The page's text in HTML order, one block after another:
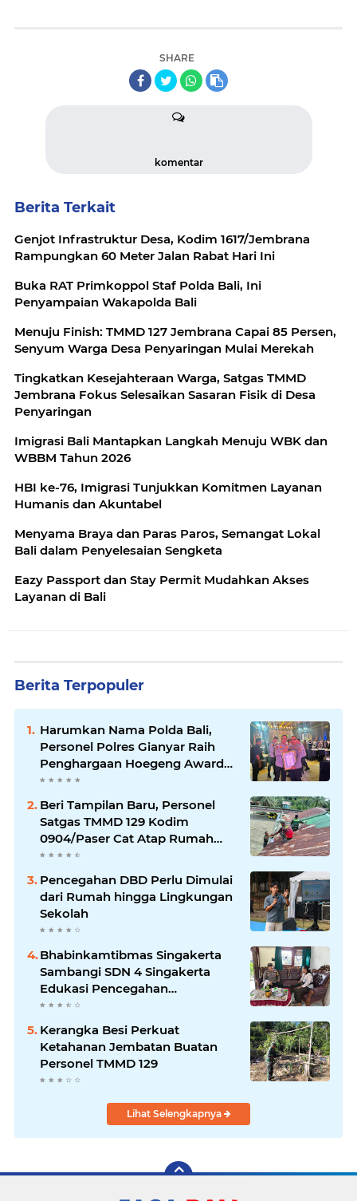
SHARE
komentar
Berita Terkait
Genjot Infrastruktur Desa, Kodim 1617/Jembrana
Rampungkan 60 Meter Jalan Rabat Hari Ini
Buka RAT Primkoppol Staf Polda Bali, Ini
Penyampaian Wakapolda Bali
Menuju Finish: TMMD 127 Jembrana Capai 85 Persen,
Senyum Warga Desa Penyaringan Mulai Merekah
Tingkatkan Kesejahteraan Warga, Satgas TMMD
Jembrana Fokus Selesaikan Sasaran Fisik di Desa
Penyaringan
Imigrasi Bali Mantapkan Langkah Menuju WBK dan
WBBM Tahun 2026
HBI ke-76, Imigrasi Tunjukkan Komitmen Layanan
Humanis dan Akuntabel
Menyama Braya dan Paras Paros, Semangat Lokal
Bali dalam Penyelesaian Sengketa
Eazy Passport dan Stay Permit Mudahkan Akses
Layanan di Bali
Berita Terpopuler
Harumkan Nama Polda Bali,
Personel Polres Gianyar Raih
Penghargaan Hoegeng Awards
2026
Beri Tampilan Baru, Personel
Satgas TMMD 129 Kodim
0904/Paser Cat Atap Rumah
Marbot
Pencegahan DBD Perlu Dimulai
dari Rumah hingga Lingkungan
Sekolah
Bhabinkamtibmas Singakerta
Sambangi SDN 4 Singakerta
Edukasi Pencegahan
Penculikan Anak
Kerangka Besi Perkuat
Ketahanan Jembatan Buatan
Personel TMMD 129
Lihat Selengkapnya